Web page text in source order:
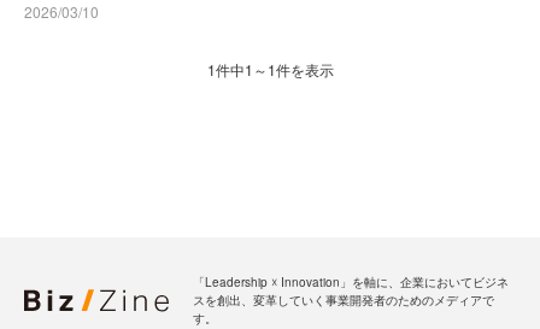
2026/03/10
1件中1～1件を表示
「Leadership ☓ Innovation」を軸に、企業においてビジネ
スを創出、変革していく事業開発者のためのメディアで
す。